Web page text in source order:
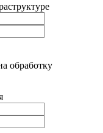
обработку